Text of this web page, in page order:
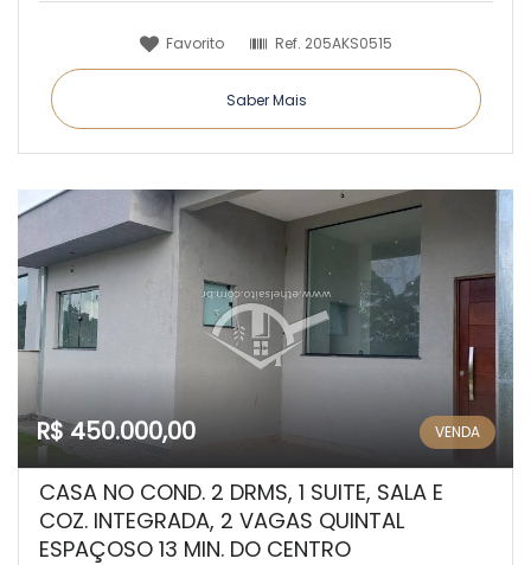
Favorito Ref. 205AKS0515
Saber Mais
R$ 450.000,00 VENDA
CASA NO COND. 2 DRMS, 1 SUITE, SALA E
COZ. INTEGRADA, 2 VAGAS QUINTAL
ESPAÇOSO 13 MIN. DO CENTRO